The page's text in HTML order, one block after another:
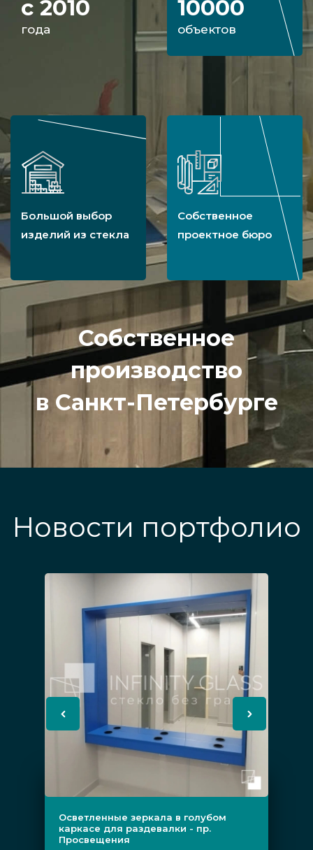
с 2010
года
10000
объектов
Большой выбор
изделий из стекла
Собственное
проектное бюро
Собственное
производство
в Санкт-Петербурге
Новости портфолио
Осветленные зеркала в голубом
каркасе для раздевалки - пр.
Просвещения